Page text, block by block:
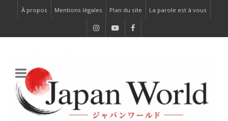
À propos Mentions légales Plan du site La parole est à vous